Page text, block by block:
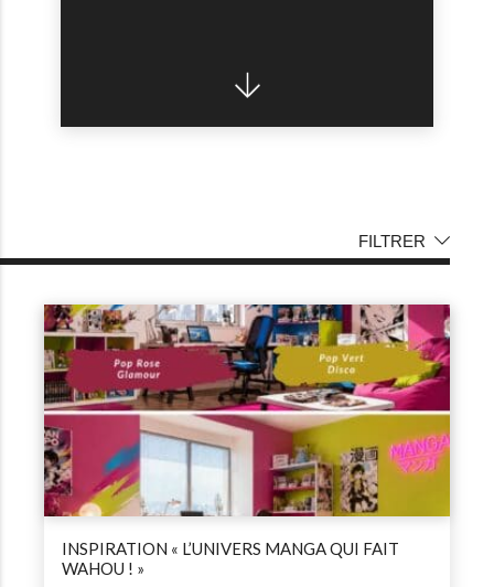
FILTRER
INSPIRATION « L’UNIVERS MANGA QUI FAIT
WAHOU ! »